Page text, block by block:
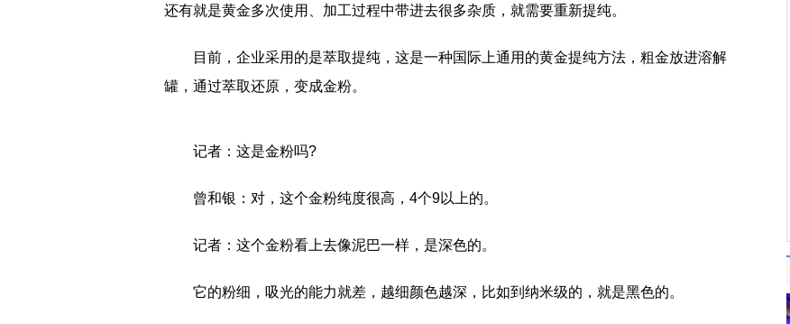
还有就是黄金多次使用、加工过程中带进去很多杂质，就需要重新提纯。
目前，企业采用的是萃取提纯，这是一种国际上通用的黄金提纯方法，粗金放进溶解
罐，通过萃取还原，变成金粉。
记者：这是金粉吗?
曾和银：对，这个金粉纯度很高，4个9以上的。
记者：这个金粉看上去像泥巴一样，是深色的。
它的粉细，吸光的能力就差，越细颜色越深，比如到纳米级的，就是黑色的。